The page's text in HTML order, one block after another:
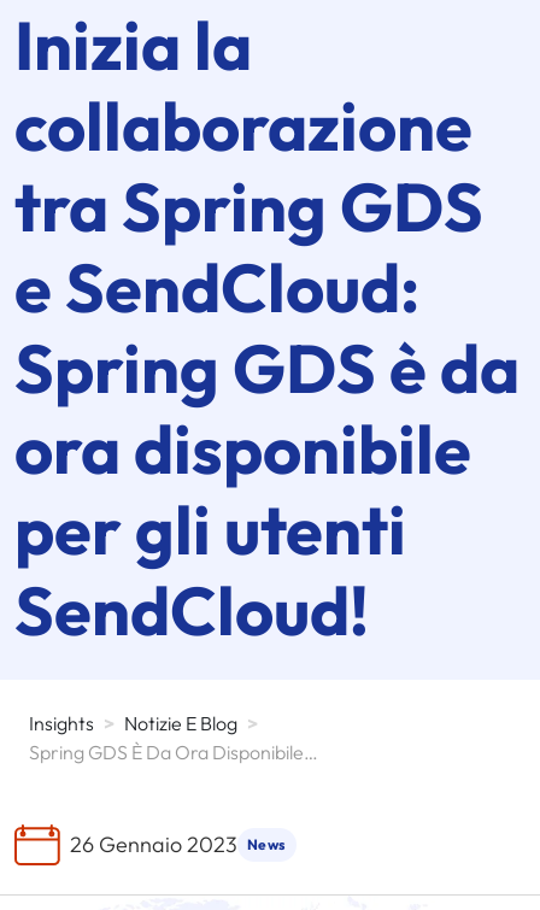
Inizia la
collaborazione
traSpring GDS
e SendCloud:
Spring GDSè da
ora disponibile
per gli utenti
SendCloud!
Insights > Notizie E Blog >
Spring GDS È Da Ora Disponibile Per Gli Utenti SendCloud!
26 Gennaio 2023 News